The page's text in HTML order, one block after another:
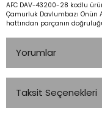
AFC DAV-43200-28 kodlu
Çamurluk Davlumbazı Önün
hattından parçanın
Yorumlar
Taksit Seçenekleri